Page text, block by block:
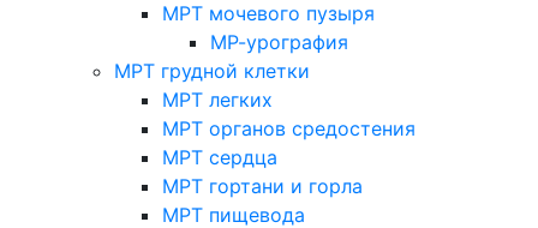
МРТ мочевого пузыря
МР-урография
МРТ грудной клетки
МРТ легких
МРТ органов средостения
МРТ сердца
МРТ гортани и горла
МРТ пищевода